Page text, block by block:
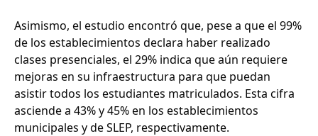
Asimismo, el estudio encontró que, pese a que el 99%
de los establecimientos declara haber realizado
clases presenciales, el 29% indica que aún requiere
mejoras en su infraestructura para que puedan
asistir todos los estudiantes matriculados. Esta cifra
asciende a 43% y 45% en los establecimientos
municipales y de SLEP, respectivamente.